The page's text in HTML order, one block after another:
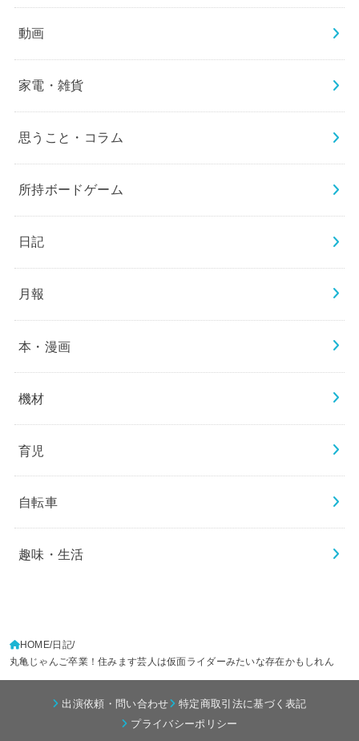
動画
家電・雑貨
思うこと・コラム
所持ボードゲーム
日記
月報
本・漫画
機材
育児
自転車
趣味・生活
HOME 日記
丸亀じゃんご卒業！住みます芸人は仮面ライダーみたいな存在かもしれん
出演依頼・問い合わせ
特定商取引法に基づく表記
プライバシーポリシー